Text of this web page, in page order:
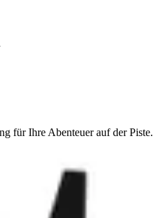
für Ihre Abenteuer auf der Piste.